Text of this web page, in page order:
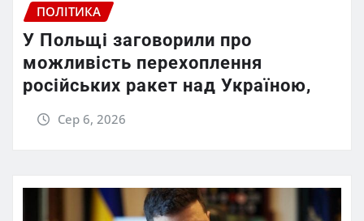
ПОЛІТИКА
У Польщі заговорили про
можливість перехоплення
російських ракет над Україною,
Сер 6, 2026